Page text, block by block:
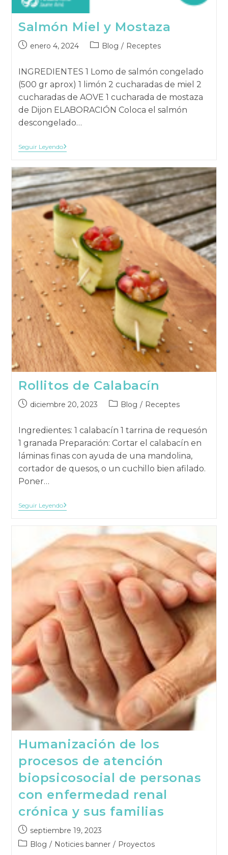
Salmón Miel y Mostaza
Publicación
enero 4, 2024
Categoría
la
publicación:
Blog / Receptes
INGREDIENTES 1 Lomo de salmón congelado
(500 gr aprox) 1 limón 2 cucharadas de miel 2
cucharadas de AOVE 1 cucharada de mostaza
de Dijon ELABORACIÓN Coloca el salmón
descongelado…
Seguir LeyendoSalmón
Miel
Mostaza
Rollitos de Calabacín
Publicación
diciembre 20, 2023
Categoría
la
publicación:
Blog / Receptes
Ingredientes: 1 calabacín 1 tarrina de requesón
1 granada Preparación: Cortar el calabacín en
láminas finas con ayuda de una mandolina,
cortador de quesos, o un cuchillo bien afilado.
Poner…
Seguir LeyendoRollitos
De
Humanización de los
procesos de atención
biopsicosocial de personas
con enfermedad renal
crónica y sus familias
Publicación
publicada:
septiembre 19, 2023
Categoría
Blog / Noticies banner / Proyectos